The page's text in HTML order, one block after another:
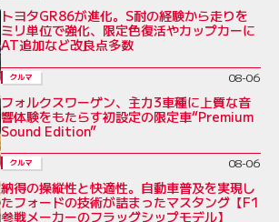
トヨタGR86が進化。S耐の経験から走りを
ミリ単位で強化、限定色復活やカップカーに
AT追加など改良点多数
クルマ 08-06
フォルクスワーゲン、主力3車種に上質な音
響体験をもたらす初設定の限定車“Premium
Sound Edition”
クルマ 08-06
納得の操縦性と快適性。自動車普及を実現し
たフォードの技術が詰まったマスタング【F1
参戦メーカーのフラッグシップモデル】